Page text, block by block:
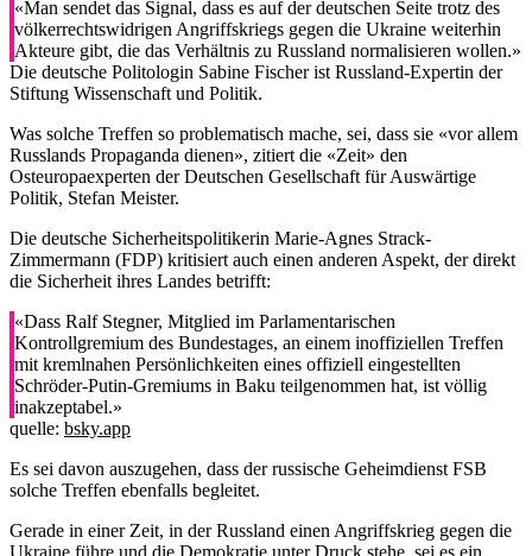
«Man sendet das Signal, dass es auf der deutschen Seite trotz des
völkerrechtswidrigen Angriffskriegs gegen die Ukraine weiterhin
Akteure gibt, die das Verhältnis zu Russland normalisieren wollen.»
Die deutsche Politologin Sabine Fischer ist Russland-Expertin der
Stiftung Wissenschaft und Politik.
Was solche Treffen so problematisch mache, sei, dass sie «vor allem
Russlands Propaganda dienen», zitiert die «Zeit» den
Osteuropaexperten der Deutschen Gesellschaft für Auswärtige
Politik, Stefan Meister.
Die deutsche Sicherheitspolitikerin Marie-Agnes Strack-
Zimmermann (FDP) kritisiert auch einen anderen Aspekt, der direkt
die Sicherheit ihres Landes betrifft:
«Dass Ralf Stegner, Mitglied im Parlamentarischen
Kontrollgremium des Bundestages, an einem inoffiziellen Treffen
mit kremlnahen Persönlichkeiten eines offiziell eingestellten
Schröder-Putin-Gremiums in Baku teilgenommen hat, ist völlig
inakzeptabel.»
quelle: bsky.app
Es sei davon auszugehen, dass der russische Geheimdienst FSB
solche Treffen ebenfalls begleitet.
Gerade in einer Zeit, in der Russland einen Angriffskrieg gegen die
Ukraine führe und die Demokratie unter Druck stehe, sei es ein